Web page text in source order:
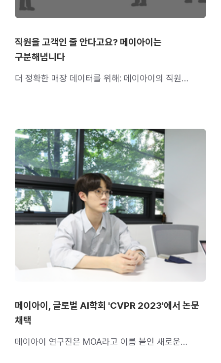
직원을 고객인 줄 안다고요? 메이아이는
구분해냅니다
더 정확한 매장 데이터를 위해: 메이아이의 직원
메이아이, 글로벌 AI학회 'CVPR 2023'에서 논문
채택
메이아이 연구진은 MOA라고 이름 붙인 새로운